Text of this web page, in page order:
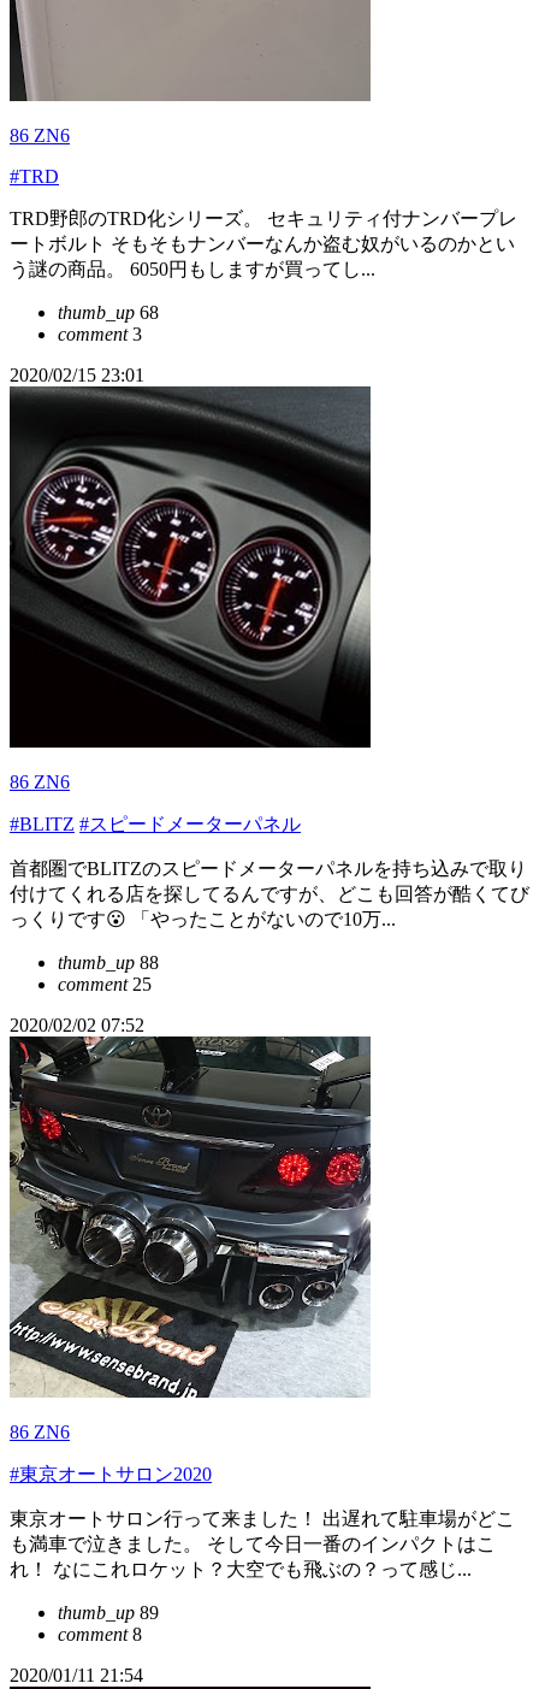
86 ZN6
#TRD
TRD野郎のTRD化シリーズ。 セキュリティ付ナンバープレ
ートボルト そもそもナンバーなんか盗む奴がいるのかとい
う謎の商品。 6050円もしますが買ってし...
thumb_up 68
comment3
2020/02/15 23:01
86 ZN6
#BLITZ #スピードメーターパネル
首都圏でBLITZのスピードメーターパネルを持ち込みで取り
付けてくれる店を探してるんですが、どこも回答が酷くてび
っくりです😮 「やったことがないので10万...
thumb_up 88
comment25
2020/02/02 07:52
86 ZN6
#東京オートサロン2020
東京オートサロン行って来ました！ 出遅れて駐車場がどこ
も満車で泣きました。 そして今日一番のインパクトはこ
れ！ なにこれロケット？大空でも飛ぶの？って感じ...
thumb_up 89
comment8
2020/01/11 21:54